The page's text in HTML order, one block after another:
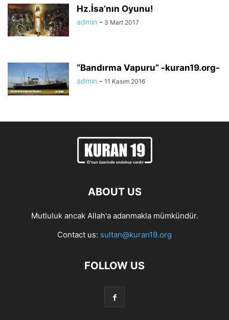
Hz.İsa’nın Oyunu!
admin - 3 Mart 2017
“Bandırma Vapuru” -kuran19.org-
admin - 11 Kasım 2016
ABOUT US
Mutluluk ancak Allah'a adanmakla mümkündür.
Contact us: sultan@kuran19.org
FOLLOW US